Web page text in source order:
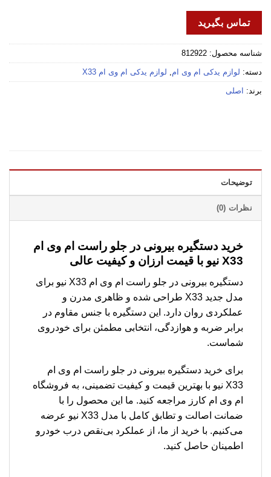
تماس بگیرید
شناسه محصول: 812922
دسته: لوازم یدکی ام وی ام, لوازم یدکی ام وی ام X33
برند: اصلی
توضیحات
نظرات (0)
خرید دستگیره بیرونی در جلو راست ام وی ام
X33 نیو با قیمت ارزان و کیفیت عالی
دستگیره بیرونی در جلو راست ام وی ام X33 نیو برای
مدل جدید X33 طراحی شده و ظاهری مدرن و
عملکردی روان دارد. این دستگیره با جنس مقاوم در
برابر ضربه و هوازدگی، انتخابی مطمئن برای خودروی
شماست.
برای خرید دستگیره بیرونی در جلو راست ام وی ام
X33 نیو با بهترین قیمت و کیفیت تضمینی، به فروشگاه
ام وی ام کارز مراجعه کنید. ما این محصول را با
ضمانت اصالت و تطابق کامل با مدل X33 نیو عرضه
می‌کنیم. با خرید از ما، از عملکرد بی‌نقص درب خودرو
اطمینان حاصل کنید.